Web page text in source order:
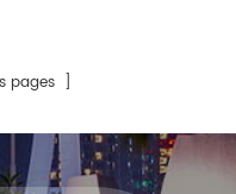
pages ]